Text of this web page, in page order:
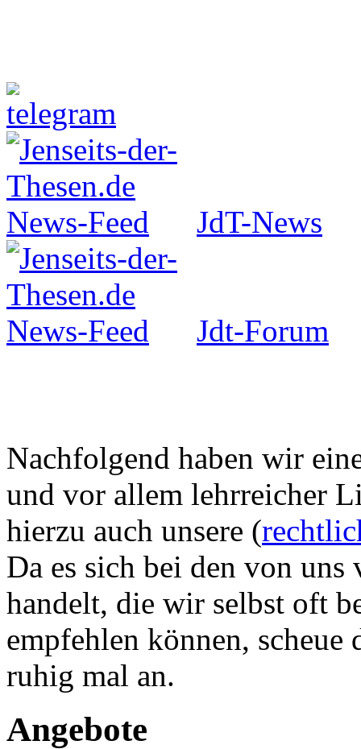
JdT-News
Jdt-Forum
Nachfolgend haben wir
und vor allem lehrreicher
hierzu auch unsere (
Da es sich bei den von
handelt, die wir selbst oft
empfehlen können,
ruhig mal an.
Angebote